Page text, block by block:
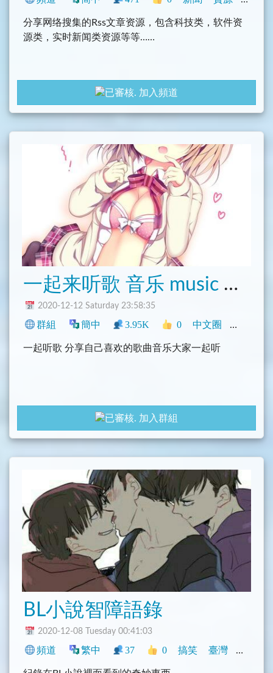
分享网络搜集的Rss文章资源，包含科技类，软件资
源类，实时新闻类资源等等……
加入頻道
一起来听歌 音乐 music 点歌
2020-12-12 Saturday 23:58:35
群組 簡中 3.95K 0 中文圈 影音
一起听歌 分享自己喜欢的歌曲音乐大家一起听
加入群組
BL小說智障語錄
2020-12-08 Tuesday 00:41:03
頻道 繁中 37 0 搞笑 臺灣 閒聊